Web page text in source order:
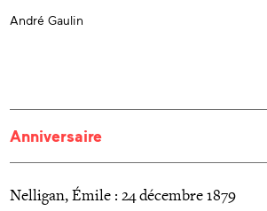
André Gaulin
Anniversaire
Nelligan, Émile : 24 décembre 1879